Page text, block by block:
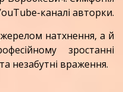
каналі авторки.
натхнення, а й
зростанні
незабутні враження.